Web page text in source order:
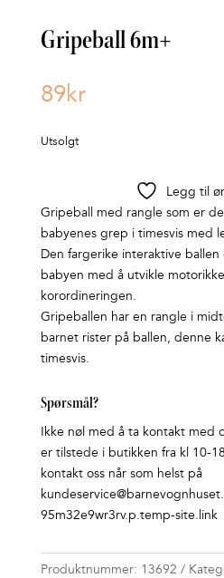
Gripeball 6m+
89kr
Utsolgt
Legg til
Gripeball med rangle som er
babyenes grep i timesvis med
Den fargerike interaktive
babyen med å utvikle
korordineringen.
Gripeballen har en rangle i
barnet rister på ballen, denne
timesvis.
Spørsmål?
Ikke nøl med å ta kontakt med
er tilstede i butikken fra kl 10-
kontakt oss når som helst på
95m32e9wr3rv.p.temp-site.link
Produktnummer: 13692